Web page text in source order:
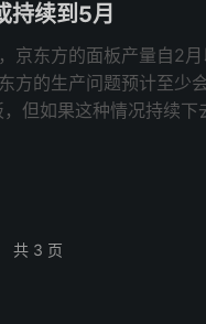
持续到5月
京东方的面板产量自2
方的生产问题预计至少
但如果这种情况持续下
共 3 页